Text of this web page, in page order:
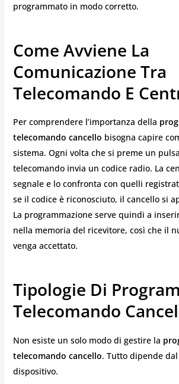
programmato in modo corretto.
Come Avviene La
Comunicazione Tra
Telecomando E
Per comprendere l’importanza della
telecomando cancello bisogna capire
sistema. Ogni volta che si preme un
telecomando invia un codice radio. La
segnale e lo confronta con quelli
se il codice è riconosciuto, il cancello si
La programmazione serve quindi a
nella memoria del ricevitore, così che il
venga accettato.
Tipologie Di
Telecomando
Non esiste un solo modo di gestire la
telecomando cancello. Tutto dipende
dispositivo.